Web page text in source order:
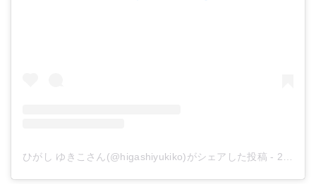
ひがし ゆきこさん(@higashiyukiko)がシェアした投稿 - 2018年 6月月8日午前2時51分PDT